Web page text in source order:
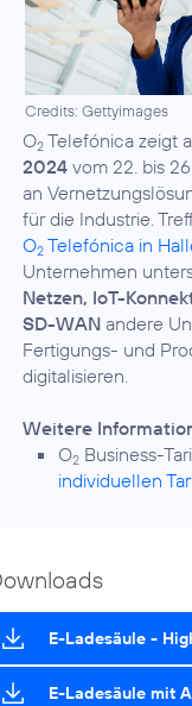
Credits: Gettyimages
O2 Telefónica zeigt
2024 vom 22. bis
an
für die Industrie.
O2 Telefónica in
Unternehmen
Netzen, IoT-
SD-WAN andere
Fertigungs- und
digitalisieren.
Weitere
O2 Business-
individuellen
E-Ladesäule -
E-Ladesäule mit